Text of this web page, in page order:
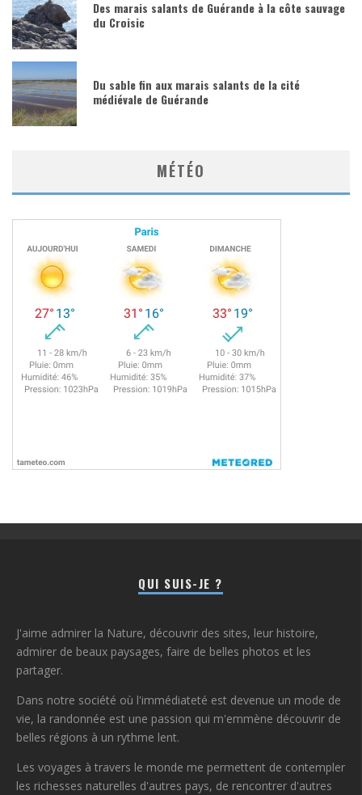
Des marais salants de Guérande à la côte sauvage
du Croisic
Du sable fin aux marais salants de la cité
médiévale de Guérande
MÉTÉO
QUI SUIS-JE ?
J'aime admirer la Nature, découvrir des sites, leur histoire,
admirer de beaux paysages, faire de belles photos et les
partager.
Dans notre société où l'immédiateté est devenue un mode de
vie, la randonnée est une passion qui m'emmène découvrir de
belles régions à un rythme lent.
Les voyages à travers le monde me permettent de contempler
les richesses naturelles d'autres pays, de rencontrer d'autres